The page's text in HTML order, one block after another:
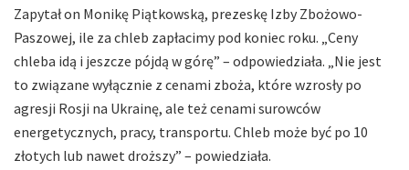
Zapytał on Monikę Piątkowską, prezeskę Izby Zbożowo-
Paszowej, ile za chleb zapłacimy pod koniec roku. „Ceny
chleba idą i jeszcze pójdą w górę” – odpowiedziała. „Nie jest
to związane wyłącznie z cenami zboża, które wzrosły po
agresji Rosji na Ukrainę, ale też cenami surowców
energetycznych, pracy, transportu. Chleb może być po 10
złotych lub nawet droższy” – powiedziała.